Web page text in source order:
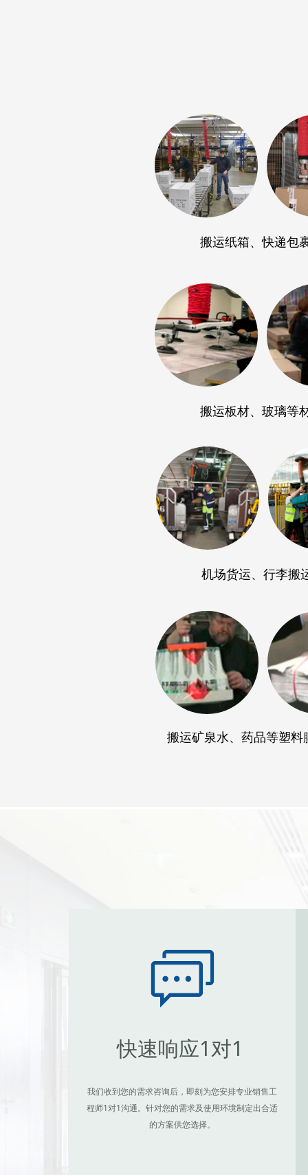
搬运纸箱、快递包
搬运板材、玻璃等
机场货运、行李搬
搬运矿泉水、药品等塑料
我们收到您的需求咨询后，即刻为您安排专业销售工
程师1对1沟通。针对您的需求及使用环境制定出合适
的方案供您选择。
ꀃ
快速响应1对1